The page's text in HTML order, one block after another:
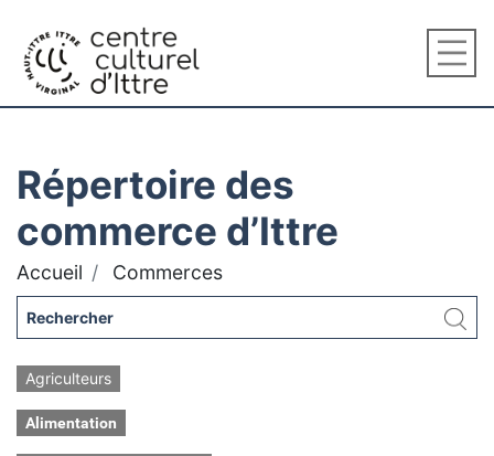
Répertoire des
commerce d’Ittre
Accueil Commerces
Agriculteurs
Alimentation